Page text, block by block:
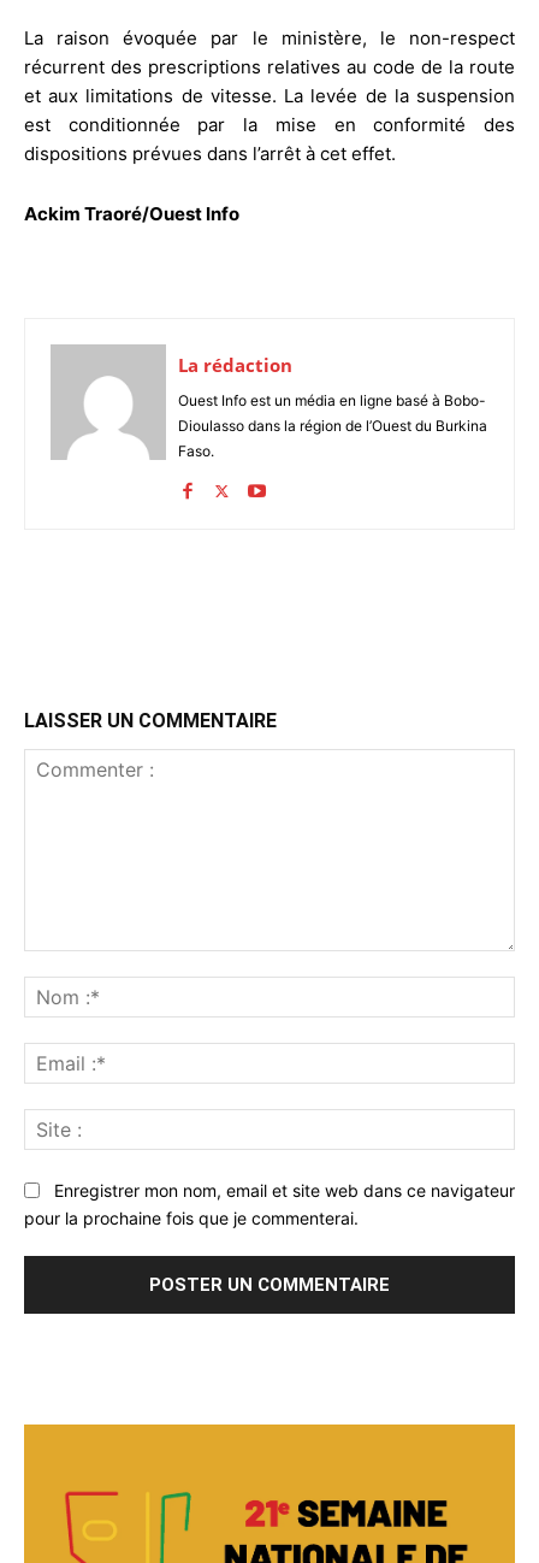
La raison évoquée par le ministère, le non-respect
récurrent des prescriptions relatives au code de la route
et aux limitations de vitesse. La levée de la suspension
est conditionnée par la mise en conformité des
dispositions prévues dans l’arrêt à cet effet.
Ackim Traoré/Ouest Info
La rédaction
Ouest Info est un média en ligne basé à Bobo-
Dioulasso dans la région de l’Ouest du Burkina
Faso.
LAISSER UN COMMENTAIRE
:*
:*
:
Enregistrer mon nom, email et site web dans ce navigateur
pour la prochaine fois que je commenterai.